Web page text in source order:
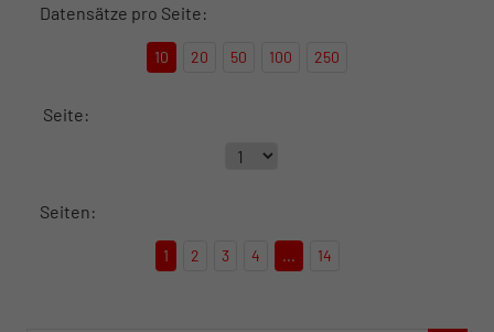
Datensätze pro Seite:
10 20 50 100 250
Seite:
Seiten:
1 2 3 4 ... 14